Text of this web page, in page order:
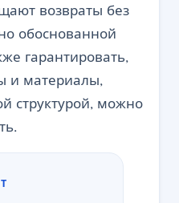
возвраты без
обоснованной
гарантировать,
и материалы,
структурой, можно